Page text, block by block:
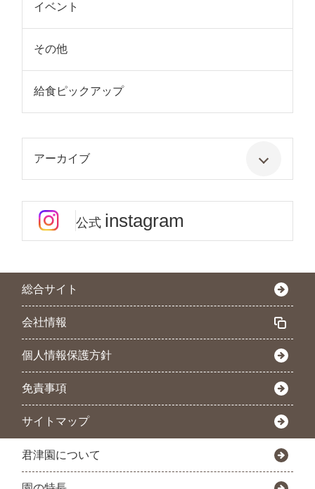
イベント
その他
給食ピックアップ
アーカイブ
公式 instagram
総合サイト
会社情報
個人情報保護方針
免責事項
サイトマップ
君津園について